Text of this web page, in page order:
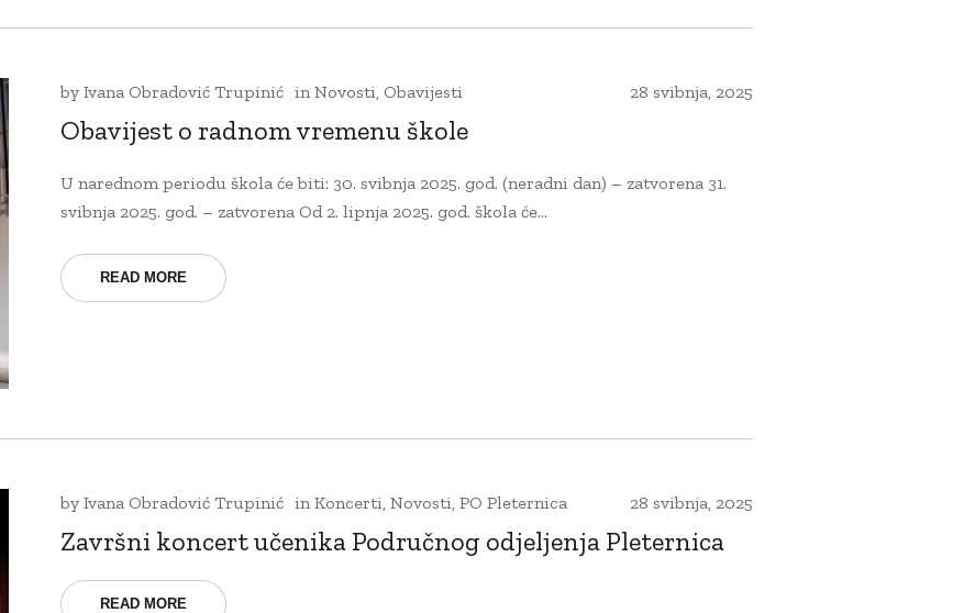
28 svibnja, 2025
byIvana Obradović Trupinić inNovosti, Obavijesti
Obavijest o radnom vremenu škole
U narednom periodu škola će biti: 30. svibnja 2025. god. (neradni dan) – zatvorena 31.
svibnja 2025. god. – zatvorena Od 2. lipnja 2025. god. škola će...
READ MORE
28 svibnja, 2025
byIvana Obradović Trupinić inKoncerti ,Novosti ,PO Pleternica
Završni koncert učenika Područnog odjeljenja Pleternica
READ MORE